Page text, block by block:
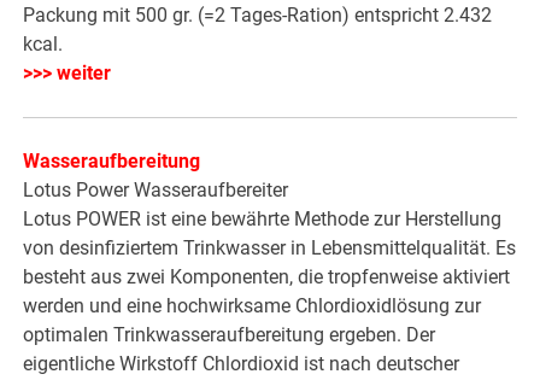
Packung mit 500 gr. (=2 Tages-Ration) entspricht 2.432
kcal.
>>> weiter
Wasseraufbereitung
Lotus Power Wasseraufbereiter
Lotus POWER ist eine bewährte Methode zur Herstellung
von desinfiziertem Trinkwasser in Lebensmittelqualität. Es
besteht aus zwei Komponenten, die tropfenweise aktiviert
werden und eine hochwirksame Chlordioxidlösung zur
optimalen Trinkwasseraufbereitung ergeben. Der
eigentliche Wirkstoff Chlordioxid ist nach deutscher